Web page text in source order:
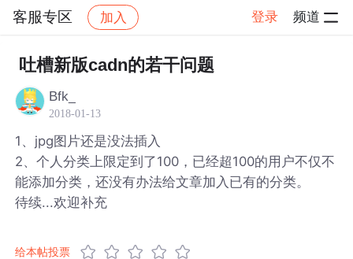
客服专区 加入 登录 频道
社区 客服专区 帖子详情
吐槽新版cadn的若干问题
Bfk_
2018-01-13
1、jpg图片还是没法插入
2、个人分类上限定到了100，已经超100的用户不仅不
能添加分类，还没有办法给文章加入已有的分类。
待续...欢迎补充
给本帖投票